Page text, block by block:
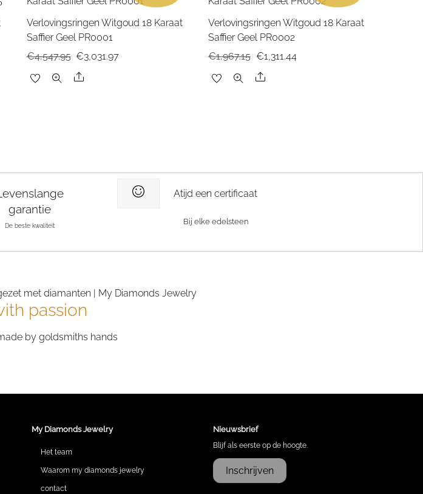
Verlovingsringen Witgoud 18 Karaat
Saffier Geel PR0001
€4,547.95 Oorspronkelijke
prijs
€3,031.97
Share
Verlovingsringen Witgoud 18 Karaat
Saffier Geel PR0002
€1,967.15 Oorspronkelijke
prijs
€1,311.44Huidige
Share
garantie
De beste kwaliteit
Atijd een certificaat
Bij elke edelsteen
passion
by goldsmiths hands
My Diamonds Jewelry
Het team
Waarom my diamonds jewelry
contact
Nieuwsbrief
Blijf als eerste op de hoogte.
Inschrijven